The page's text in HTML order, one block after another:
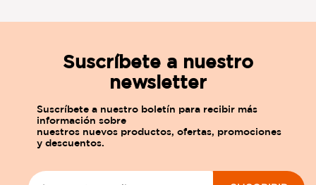
Suscríbete a nuestro
newsletter